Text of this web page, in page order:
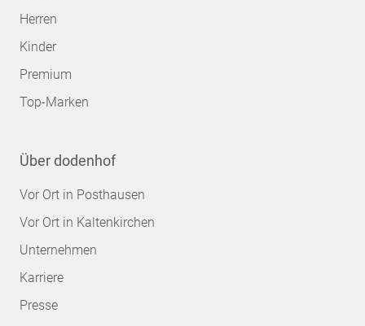
Herren
Kinder
Premium
Top-Marken
Über dodenhof
Vor Ort in Posthausen
Vor Ort in Kaltenkirchen
Unternehmen
Karriere
Presse